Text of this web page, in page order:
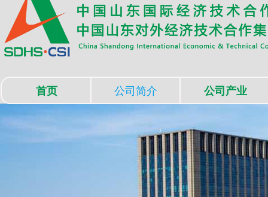
首页 公司简介 公司产业